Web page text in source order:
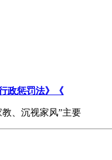
政惩罚法》《
、沉视家风”主要